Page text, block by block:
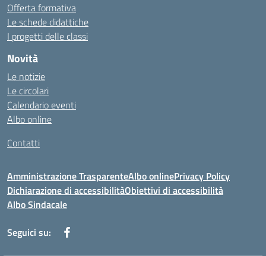
Offerta formativa
Le schede didattiche
I progetti delle classi
Novità
Le notizie
Le circolari
Calendario eventi
Albo online
Contatti
Amministrazione TrasparenteAlbo onlinePrivacy Policy
Dichiarazione di accessibilitàObiettivi di accessibilità
Albo Sindacale
Seguici su: